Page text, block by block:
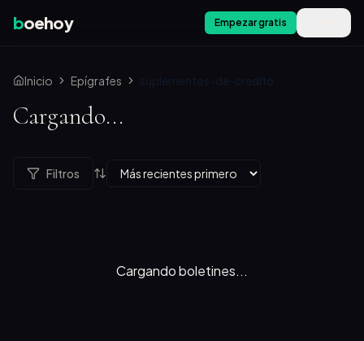
boehoy Empezar gratis
Inicio Epígrafes suplementos-de-credito
Cargando...
Filtros
Cargando boletines...